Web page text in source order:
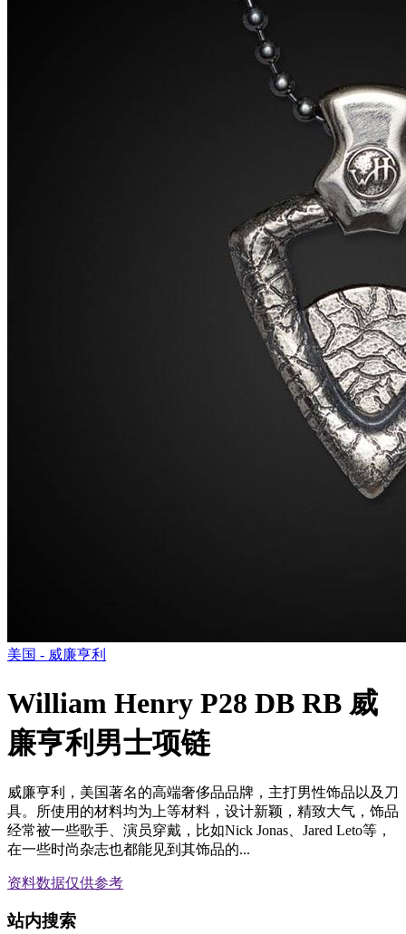
美国 - 威廉亨利
William Henry P28 DB RB 威
廉亨利男士项链
威廉亨利，美国著名的高端奢侈品品牌，主打男性饰品以及刀
具。所使用的材料均为上等材料，设计新颖，精致大气，饰品
经常被一些歌手、演员穿戴，比如Nick Jonas、Jared Leto等，
在一些时尚杂志也都能见到其饰品的...
资料数据仅供参考
站内搜索